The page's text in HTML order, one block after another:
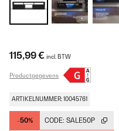
115,99 € incl. BTW
Productgegevens
ARTIKELNUMMER: 10045761
-50% CODE: SALE50P